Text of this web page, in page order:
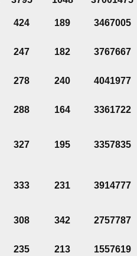
424 189 3467005
247 182 3767667
278 240 4041977
288 164 3361722
327 195 3357835
333 231 3914777
308 342 2757787
235 213 1557619